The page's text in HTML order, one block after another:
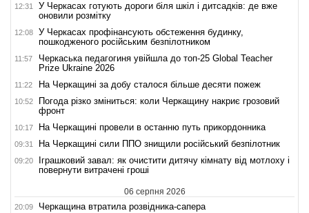
12:31
У Черкасах готують дороги біля шкіл і дитсадків: де вже
оновили розмітку
12:08
У Черкасах профінансують обстеження будинку,
пошкодженого російським безпілотником
11:57
Черкаська педагогиня увійшла до топ-25 Global Teacher
Prize Ukraine 2026
11:22 На Черкащині за добу сталося більше десяти пожеж
10:52
Погода різко зміниться: коли Черкащину накриє грозовий
фронт
10:17 На Черкащині провели в останню путь прикордонника
09:31 На Черкащині сили ППО знищили російський безпілотник
09:20
Іграшковий завал: як очистити дитячу кімнату від мотлоху і
повернути витрачені гроші
06 серпня 2026
20:09 Черкащина втратила розвідника-сапера